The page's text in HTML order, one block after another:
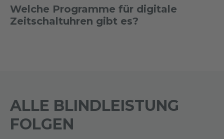
Welche Programme für digitale
Zeitschaltuhren gibt es?
ALLE BLINDLEISTUNG
FOLGEN